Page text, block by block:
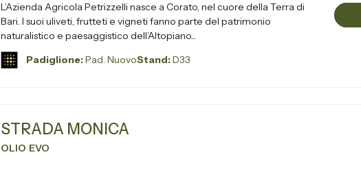
L’Azienda Agricola Petrizzelli nasce a Corato, nel cuore della Terra di
Bari. I suoi uliveti, frutteti e vigneti fanno parte del patrimonio
naturalistico e paesaggistico dell’Altopiano...
Padiglione:Pad. NuovoStand:D33
STRADA MONICA
OLIO EVO